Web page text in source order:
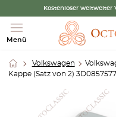
Kostenloser weltweiter
Menü
Volkswagen
Kappe (Satz von 2)